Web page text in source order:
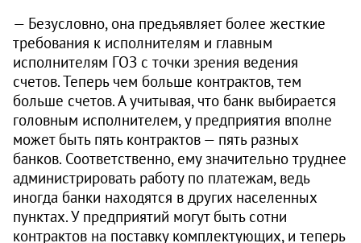
— Безусловно, она предъявляет более жесткие
требования к исполнителям и главным
исполнителям ГОЗ с точки зрения ведения
счетов. Теперь чем больше контрактов, тем
больше счетов. А учитывая, что банк выбирается
головным исполнителем, у предприятия вполне
может быть пять контрактов — пять разных
банков. Соответственно, ему значительно труднее
администрировать работу по платежам, ведь
иногда банки находятся в других населенных
пунктах. У предприятий могут быть сотни
контрактов на поставку комплектующих, и теперь